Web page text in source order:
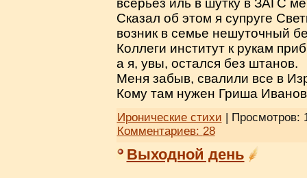
всерьёз иль в шутку в ЗАГС
Сказал об этом я супруге
возник в семье нешуточный
Коллеги институт к рукам
а я, увы, остался без штанов.
Меня забыв, свалили все в
Кому там нужен Гриша
Иронические стихи | Просмотров:
Комментариев: 28
Выходной день